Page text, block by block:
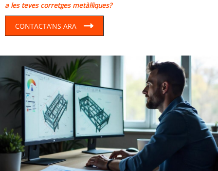
a les teves corretges metàl·liques?
CONTACTA’NS ARA